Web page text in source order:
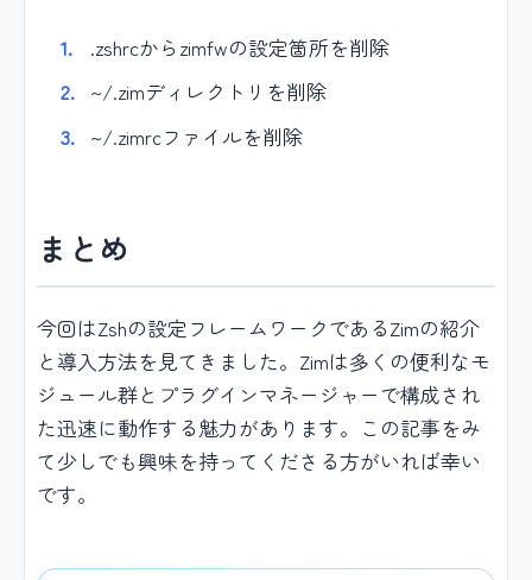
.zshrcからzimfwの設定箇所を削除
~/.zimディレクトリを削除
~/.zimrcファイルを削除
まとめ
今回はZshの設定フレームワークであるZimの紹介
と導入方法を見てきました。Zimは多くの便利なモ
ジュール群とプラグインマネージャーで構成され
た迅速に動作する魅力があります。この記事をみ
て少しでも興味を持ってくださる方がいれば幸い
です。